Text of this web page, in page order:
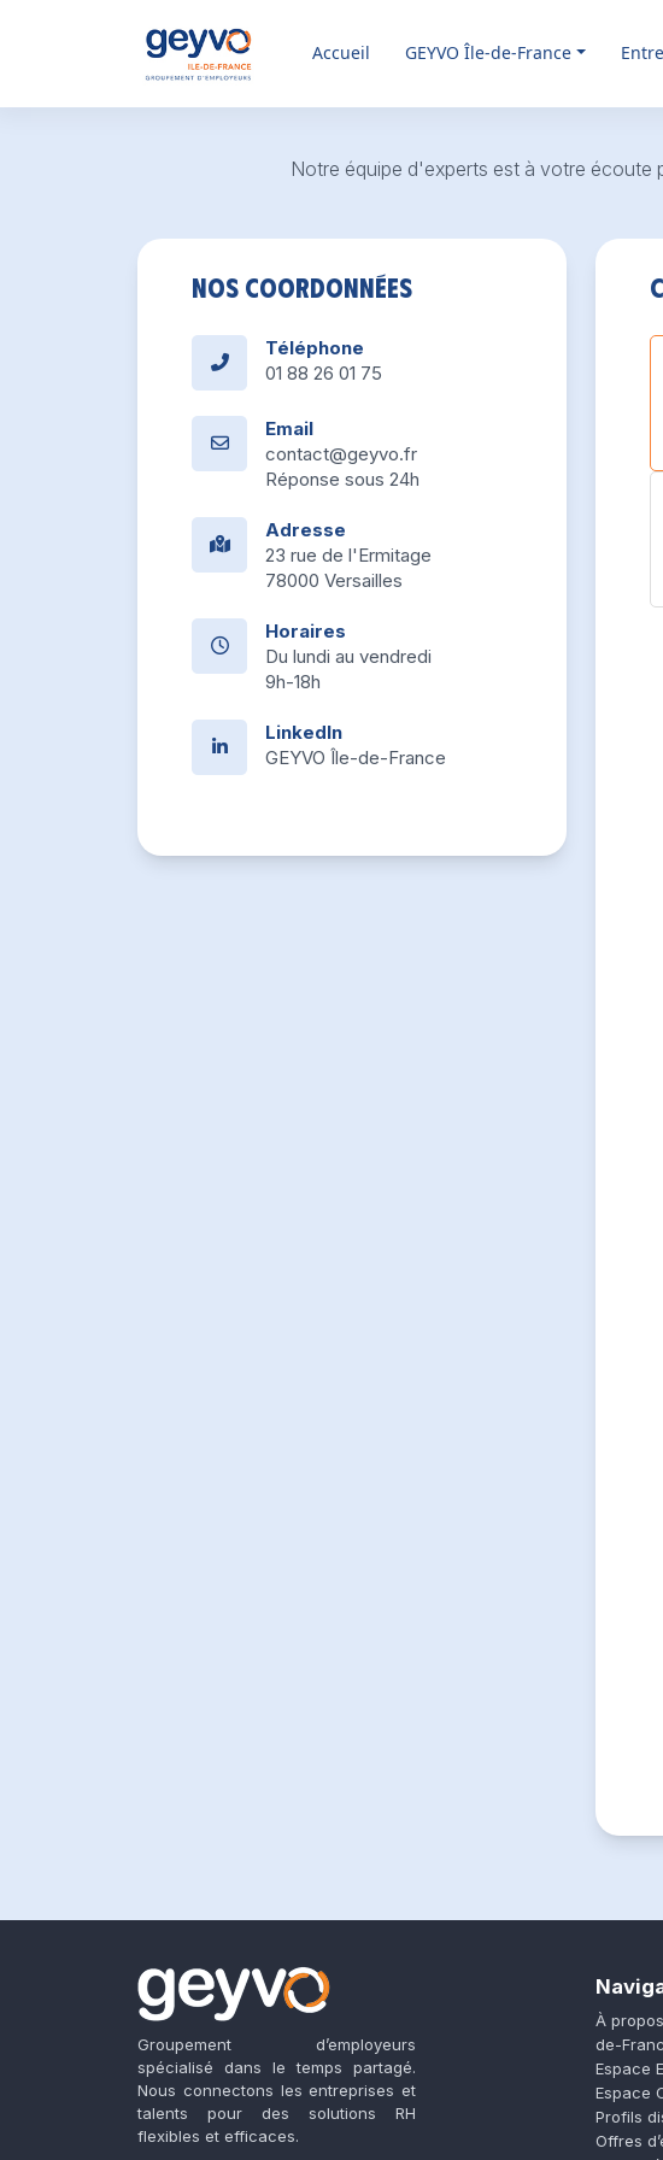
Accueil GEYVOÎle-de-France
Notre équipe d'experts est à votre écoute
Nos coordonnées
Téléphone
01 88 26 01 75
Email
contact@geyvo.fr
Réponse sous 24h
Adresse
23 rue de l'Ermitage
78000 Versailles
Horaires
Du lundi au vendredi
9h-18h
LinkedIn
GEYVO Île-de-France
Groupement d’employeurs
spécialisé dans le temps partagé.
Nous connectons les entreprises et
talents pour des solutions RH
flexibles et efficaces.
À
de-
Espace
Espace
Profils
Offres